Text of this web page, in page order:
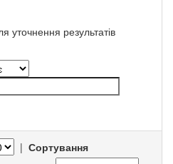
уточнення результатів
| Сортування